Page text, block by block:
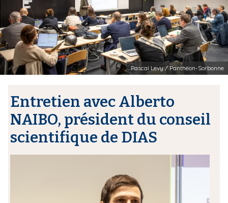
Pascal Levy / Panthéon-Sorbonne
Entretien avec Alberto
NAIBO, président du conseil
scientifique de DIAS